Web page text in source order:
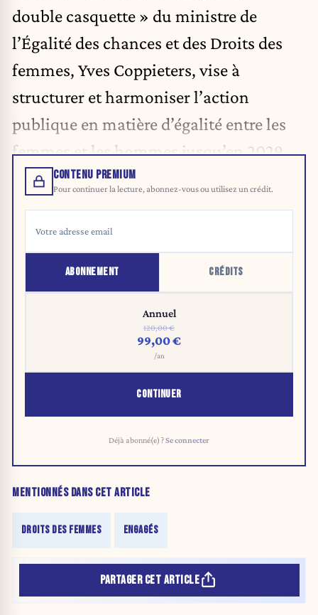
double casquette » du ministre de
l’Égalité des chances et des Droits des
femmes, Yves Coppieters, vise à
structurer et harmoniser l’action
publique en matière d’égalité entre les
femmes et les hommes jusqu’en 2029.
CONTENU PREMIUM
Pour continuer la lecture, abonnez-vous ou utilisez un crédit.
ABONNEMENT CRÉDITS
Annuel
120,00 €
99,00 €
/an
CONTINUER
Déjà abonné(e) ?Se connecter
MENTIONNÉS DANS CET ARTICLE
DROITS DES FEMMES ENGAGÉS
PARTAGER CET ARTICLE